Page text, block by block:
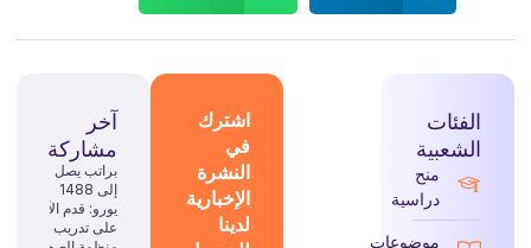
الفئات
الشعبية
منح
دراسية
موضوعات
اشترك
في
النشرة
الإخبارية
لدينا
آخر
مشاركة
براتب يصل
إلى 1488
يورو: قدم الآن
على تدريب